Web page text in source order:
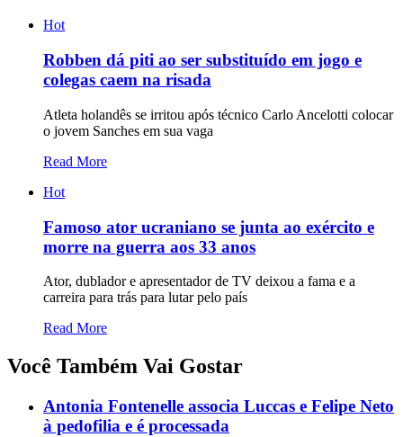
Hot
Robben dá piti ao ser substituído em jogo e
colegas caem na risada
Atleta holandês se irritou após técnico Carlo Ancelotti colocar
o jovem Sanches em sua vaga
Read More
Hot
Famoso ator ucraniano se junta ao exército e
morre na guerra aos 33 anos
Ator, dublador e apresentador de TV deixou a fama e a
carreira para trás para lutar pelo país
Read More
Você Também Vai Gostar
Antonia Fontenelle associa Luccas e Felipe Neto
à pedofilia e é processada